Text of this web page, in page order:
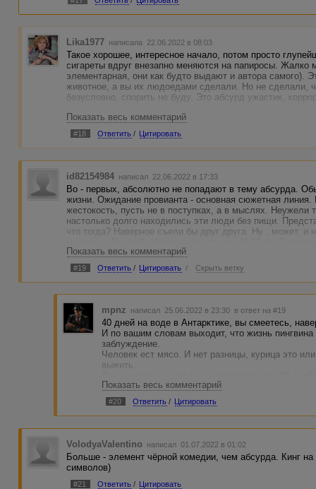
Lika1977 написала 22.06.2022 в 08:03
Такое хорошее, интересное начало, потом просто
сигареты вдруг внезапно меняются на папиросы.
элементарная, они как будто выдают и автора самого).
животное, а вы их людоедами сделали. Но не сделали,
безусловно, спорить не буду. Это абсурд ужастик,
Показать весь комментарий
#18 Ответить / Цитировать
id82154984 написал 22.06.2022 в 17:33
Во - первых, абсолютно не попадают в тему абсурда.
жизни. Ожидание провианта - основная сюжетная линия.
жестокость, пусть не в поступках, а в мыслях. Неужели
настолько долго находились эти люди без пищи.
что тогда? Наверное съели бы друг друга. Ну , может, и
Папироска? Неужели без нее невозможно прожить?
Показать весь комментарий
#19 Ответить / Цитировать / Скрыть ветку
mpnz написал 25.06.2022 в 23:30 в ответ на #19
40 дней на воде в Антарктике, вы смеетесь,
И по вашим словам выходит, что жизнь
заблуждение.
Человек ест мясо. И нет разницы, курица это
выжить.
абсурдное происшествие.
Без папироски прожить конечно можно, когда ее
четверых это не просто 1/4 папироски, это
трудностей. Они делили последнее, что у них
откажешь, все законно.
Показать весь комментарий
#20 Ответить / Цитировать
VolodyaValentino написал 01.07.2022 в 01:02
Больше - элемент чёрной комедии, чем абсурда. Кинг
символов)
#21 Ответить / Цитировать